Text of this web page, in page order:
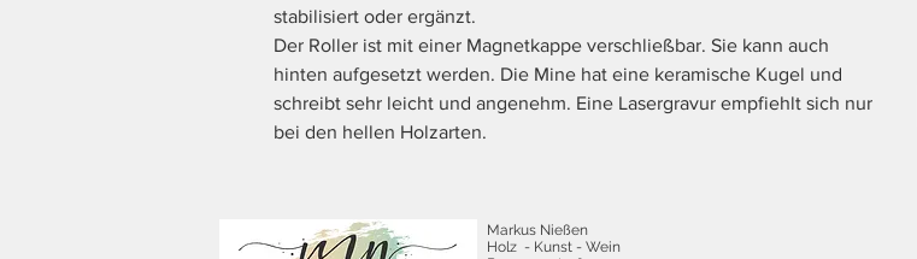
stabilisiert oder ergänzt.
Der Roller ist mit einer Magnetkappe verschließbar. Sie kann auch
hinten aufgesetzt werden. Die Mine hat eine keramische Kugel und
schreibt sehr leicht und angenehm. Eine Lasergravur empfiehlt sich nur
bei den hellen Holzarten.
Markus Nießen
Holz - Kunst - Wein